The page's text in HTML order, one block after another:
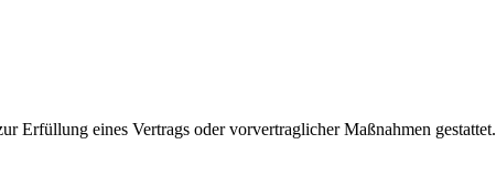
eines Vertrags oder vorvertraglicher Maßnahmen gestattet.